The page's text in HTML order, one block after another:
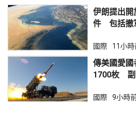
伊朗提出開
件 包括撤
國際 11小時
傳美國愛國
1700枚 副
國際 9小時